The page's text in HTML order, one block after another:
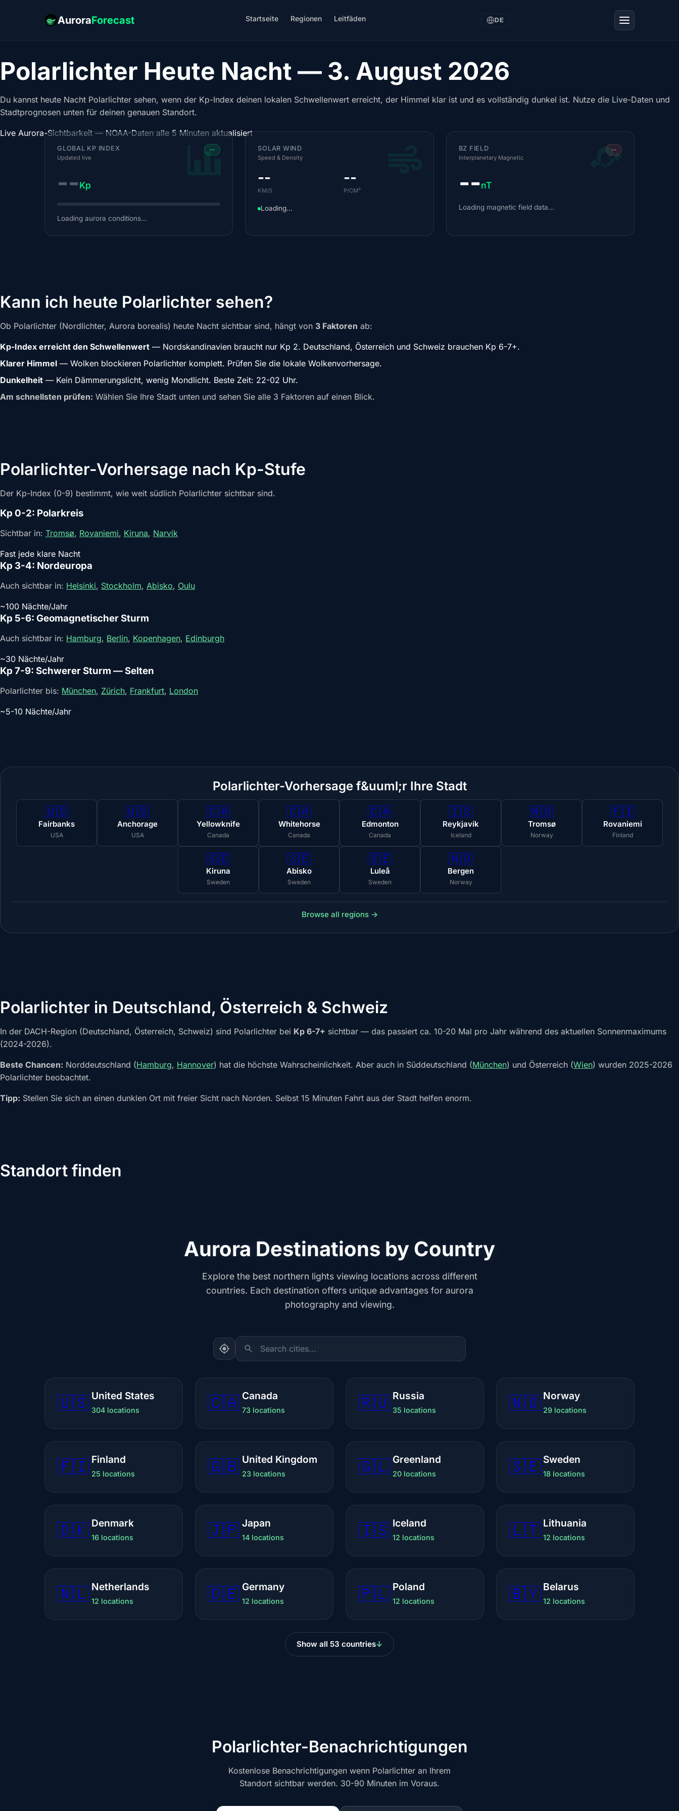
AuroraForecast Startseite Regionen Leitfäden DE
Polarlichter Heute Nacht — 3. August 2026
Du kannst heute Nacht Polarlichter sehen, wenn der Kp-Index deinen lokalen Schwellenwert erreicht, der Himmel klar ist und es vollständig dunkel ist. Nutze die Live-Daten und
Stadtprognosen unten für deinen genauen Standort.
Live Aurora-Sichtbarkeit — NOAA-Daten alle 5 Minuten aktualisiert
GLOBAL KP INDEX
Updated live
--
--Kp
Loading aurora conditions...
SOLAR WIND
Speed & Density
--
KM/S
--
P/CM³
Loading...
BZ FIELD
Interplanetary Magnetic
--
--nT
Loading magnetic field data...
Kann ich heute Polarlichter sehen?
Ob Polarlichter (Nordlichter, Aurora borealis) heute Nacht sichtbar sind, hängt von 3 Faktoren ab:
Kp-Index erreicht den Schwellenwert — Nordskandinavien braucht nur Kp 2. Deutschland, Österreich und Schweiz brauchen Kp 6-7+.
Klarer Himmel — Wolken blockieren Polarlichter komplett. Prüfen Sie die lokale Wolkenvorhersage.
Dunkelheit — Kein Dämmerungslicht, wenig Mondlicht. Beste Zeit: 22-02 Uhr.
Am schnellsten prüfen: Wählen Sie Ihre Stadt unten und sehen Sie alle 3 Faktoren auf einen Blick.
Polarlichter-Vorhersage nach Kp-Stufe
Der Kp-Index (0-9) bestimmt, wie weit südlich Polarlichter sichtbar sind.
Kp 0-2: Polarkreis
Sichtbar in: Tromsø, Rovaniemi, Kiruna, Narvik
Fast jede klare Nacht
Kp 3-4: Nordeuropa
Auch sichtbar in: Helsinki, Stockholm, Abisko, Oulu
~100 Nächte/Jahr
Kp 5-6: Geomagnetischer Sturm
Auch sichtbar in: Hamburg, Berlin, Kopenhagen, Edinburgh
~30 Nächte/Jahr
Kp 7-9: Schwerer Sturm — Selten
Polarlichter bis: München, Zürich, Frankfurt, London
~5-10 Nächte/Jahr
Polarlichter-Vorhersage f&uuml;r Ihre Stadt
🇺🇸
Fairbanks
USA
🇺🇸
Anchorage
USA
🇨🇦
Yellowknife
Canada
🇨🇦
Whitehorse
Canada
🇨🇦
Edmonton
Canada
🇮🇸
Reykjavík
Iceland
🇳🇴
Tromsø
Norway
🇫🇮
Rovaniemi
Finland
🇸🇪
Kiruna
Sweden
🇸🇪
Abisko
Sweden
🇸🇪
Luleå
Sweden
🇳🇴
Bergen
Norway
Browse all regions →
Polarlichter in Deutschland, Österreich & Schweiz
In der DACH-Region (Deutschland, Österreich, Schweiz) sind Polarlichter bei Kp 6-7+ sichtbar — das passiert ca. 10-20 Mal pro Jahr während des aktuellen Sonnenmaximums
(2024-2026).
Beste Chancen: Norddeutschland (Hamburg, Hannover) hat die höchste Wahrscheinlichkeit. Aber auch in Süddeutschland (München) und Österreich (Wien) wurden 2025-2026
Polarlichter beobachtet.
Tipp: Stellen Sie sich an einen dunklen Ort mit freier Sicht nach Norden. Selbst 15 Minuten Fahrt aus der Stadt helfen enorm.
Standort finden
Aurora Destinations by Country
Explore the best northern lights viewing locations across different
countries. Each destination offers unique advantages for aurora
photography and viewing.
Search cities...
🇺🇸 United States
304 locations 🇨🇦 Canada
73 locations 🇷🇺 Russia
35 locations 🇳🇴 Norway
29 locations
🇫🇮 Finland
25 locations 🇬🇧 United Kingdom
23 locations 🇬🇱 Greenland
20 locations 🇸🇪 Sweden
18 locations
🇩🇰 Denmark
16 locations 🇯🇵Japan
14 locations 🇮🇸 Iceland
12 locations 🇱🇹 Lithuania
12 locations
🇳🇱 Netherlands
12 locations 🇩🇪 Germany
12 locations 🇵🇱 Poland
12 locations 🇧🇾 Belarus
12 locations
Show all 53 countries
Polarlichter-Benachrichtigungen
Kostenlose Benachrichtigungen wenn Polarlichter an Ihrem
Standort sichtbar werden. 30-90 Minuten im Voraus.